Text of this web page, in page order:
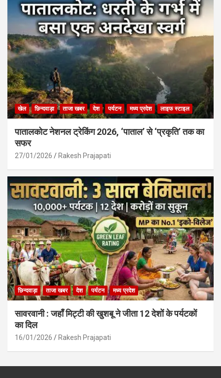
खेल छिन्दवाड़ा ताजा खबर देश पर्यटन मध्य प्रदेश लाइफ स्टाइल
पातालकोट नेशनल ट्रेकिंग 2026, ‘पाताल’ से ‘प्रकृति’ तक का
सफर
27/01/2026 Rakesh Prajapati
छिन्दवाड़ा ताजा खबर देश पर्यटन मध्य प्रदेश
सावरवानी : जहाँ मिट्टी की खुशबू ने जीता 12 देशों के पर्यटकों
का दिल
16/01/2026 Rakesh Prajapati